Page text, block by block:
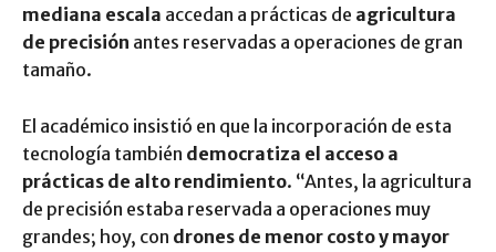
mediana escala accedan a prácticas de agricultura
de precisión antes reservadas a operaciones de gran
tamaño.
El académico insistió en que la incorporación de esta
tecnología también democratiza el acceso a
prácticas de alto rendimiento. “Antes, la agricultura
de precisión estaba reservada a operaciones muy
grandes; hoy, con drones de menor costo y mayor